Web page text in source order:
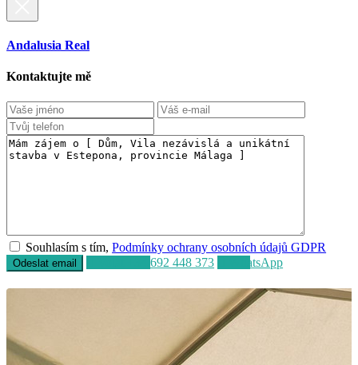
Andalusia Real
Kontaktujte mě
Souhlasím s tím,Podmínky ochrany osobních údajů GDPR
+34 692 448 373 WhatsApp